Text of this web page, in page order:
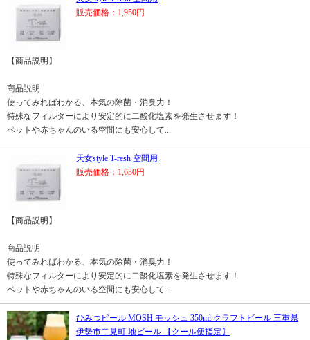
販売価格：1,950円
【商品説明】
商品説明
使ってみればわかる、本気の除菌・消臭力！
特殊なフィルターにより安定的に二酸化塩素を発生させます！
ペットや赤ちゃんのいる空間にも安心して...
天女style T-resh 空間用
販売価格：1,630円
【商品説明】
商品説明
使ってみればわかる、本気の除菌・消臭力！
特殊なフィルターにより安定的に二酸化塩素を発生させます！
ペットや赤ちゃんのいる空間にも安心して...
ひみつビール MOSH モッシュ 350ml クラフトビール 三重県
伊勢市二見町 地ビール 【クール便指定】